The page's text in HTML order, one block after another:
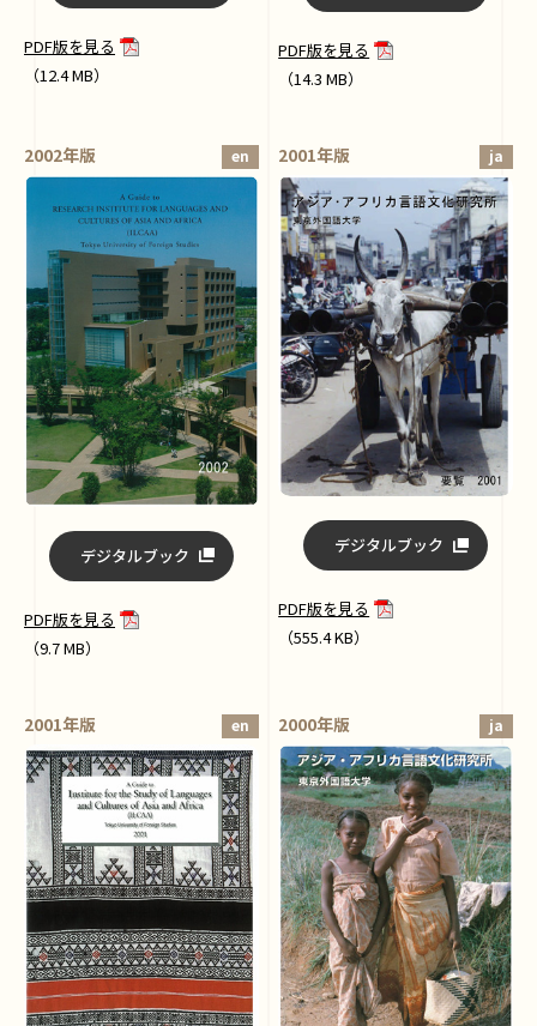
PDF版を見る
（12.4 MB）
PDF版を見る
（14.3 MB）
2002年版 en
デジタルブック
PDF版を見る
（9.7 MB）
2001年版 ja
デジタルブック
PDF版を見る
（555.4 KB）
2001年版 en 2000年版 ja